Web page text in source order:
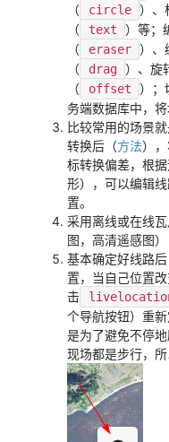
（
circle ）、
（
text
）等；
（
eraser ）、
（
drag ）、旋
（
offset
）；
务端数据库中，
比较常用的场景
转换后（方法）
标转换偏差，根
形），可以编辑
置。
采用离线或在线
图，高清遥感图）
基本确定好线路
置，当自己位置
击
个导航按钮）重
是为了避免不停
现场都是步行，